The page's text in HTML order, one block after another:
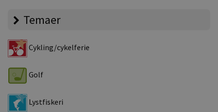
Temaer
Cykling/cykelferie
Golf
Lystfiskeri